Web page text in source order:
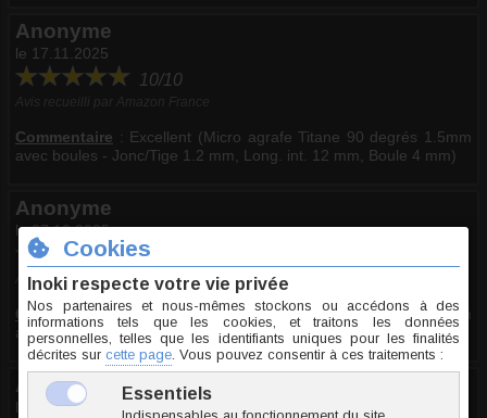
Anonyme
le 17.11.2025
10/10
Commentaire : Excellent (Micro agrafe Titane 90 degrés 1.5mm
avec boules - Jonc/Tige 1.2 mm, Long. int. 12 mm, Boule 4 mm)
Anonyme
le 27.10.2025
10/10
Avis recueilli par Amazon France
Commentaire:Excellent (Micro agrafe Titane 90 degrés 1.5mm
avec boules - Jonc/Tige 1.2 mm, Long. int. 10 mm, Boule 3 mm)
Anonyme
le 24.09.2025